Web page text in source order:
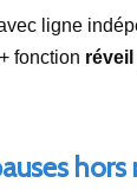
ligne
+ fonction réveil
hors